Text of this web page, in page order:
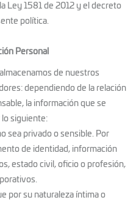
Ley 1581 de 2012 y el decreto
política.
Personal
de nuestros
dependiendo de la relación
la información que se
lo siguiente:
sea privado o sensible. Por
de identidad, información
estado civil, oficio o profesión,
por su naturaleza íntima o